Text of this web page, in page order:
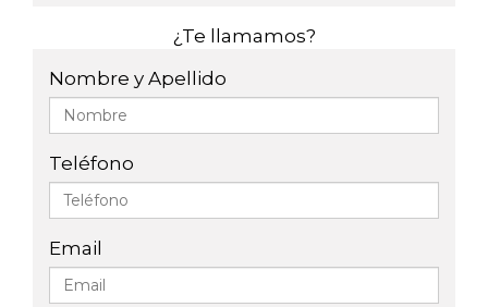
¿Te llamamos?
Nombre y Apellido
Teléfono
Email